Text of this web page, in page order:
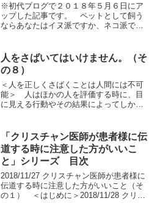
※初代ブログで２０１８年５月６日にア
ップした記事です。 ペットとして飼う
ならあなたはイヌ派ですか、ネコ派です
ました。 だって、イヌの方が飼い主に
対して忠実だし、飼い主に...
人をさばいてはいけません。（そ
の８）
＜人を正しくさばくことは人間には不可
能＞ 人はほかの人を評価する時に、目
に見える行動やその結果によってしか評
だけではなく、その人の動機、ことに至
った過程、その人の置かれ...
「クリスチャン医師が患者様に伝
道する時に注意した方がいいこ
と」シリーズ 目次
2018/11/27 クリスチャン医師が患者様に
伝道する時に注意した方がいいこと（そ
の１） ＜はじめに＞2018/11/28 クリス